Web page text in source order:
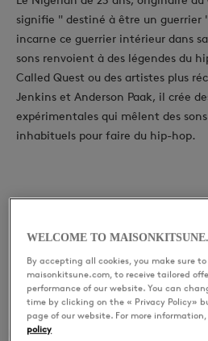
signifie " destiné à être un guerrier
incarne ce guerrier intérieur dans
sons renvoient à des légendes du
Called Quest ou des artistes plus
Jenkins et Anderson Paak, il crée
expérimentales qui mêlent des
inhabituels pour faire du hip-hop.
01 Breathe
WELCOME TO
By accepting all cookies, you make sure
maisonkitsune.com, to receive tailored
performance of our website. You can
time by clicking on the « Privacy Policy»
page of our website. For more
policy